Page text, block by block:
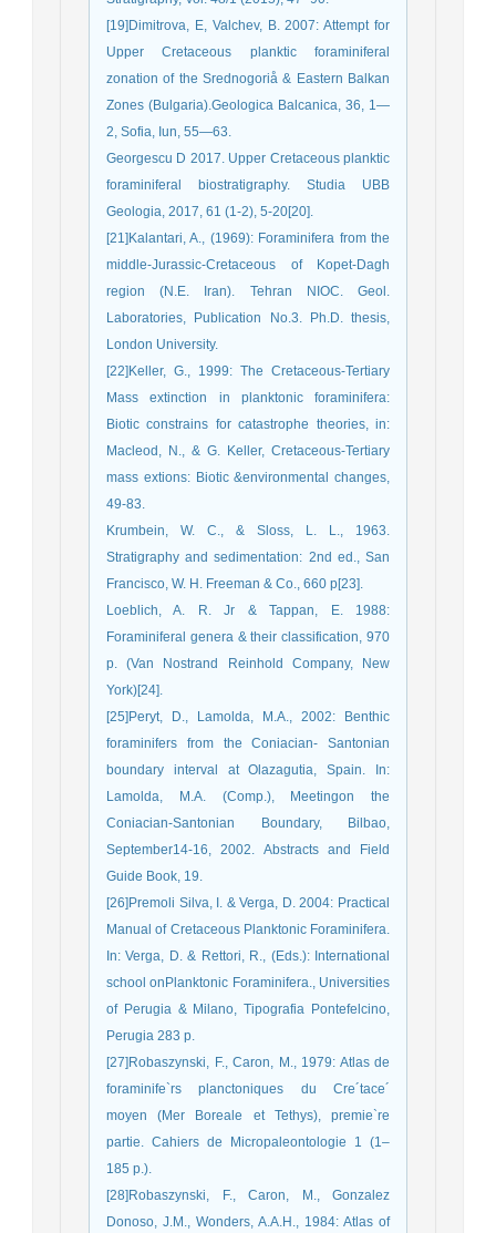
[19]Dimitrova, E, Valchev, B. 2007: Attempt for
Upper Cretaceous planktic foraminiferal
zonation of the Srednogoriå & Eastern Balkan
Zones (Bulgaria).Geologica Balcanica, 36, 1—
2, Sofia, Iun, 55—63.
Georgescu D 2017. Upper Cretaceous planktic
foraminiferal biostratigraphy. Studia UBB
Geologia, 2017, 61 (1-2), 5-20[20].
[21]Kalantari, A., (1969): Foraminifera from the
middle-Jurassic-Cretaceous of Kopet-Dagh
region (N.E. Iran). Tehran NIOC. Geol.
Laboratories, Publication No.3. Ph.D. thesis,
London University.
[22]Keller, G., 1999: The Cretaceous-Tertiary
Mass extinction in planktonic foraminifera:
Biotic constrains for catastrophe theories, in:
Macleod, N., & G. Keller, Cretaceous-Tertiary
mass extions: Biotic &environmental changes,
49-83.
Krumbein, W. C., & Sloss, L. L., 1963.
Stratigraphy and sedimentation: 2nd ed., San
Francisco, W. H. Freeman & Co., 660 p[23].
Loeblich, A. R. Jr & Tappan, E. 1988:
Foraminiferal genera & their classification, 970
p. (Van Nostrand Reinhold Company, New
York)[24].
[25]Peryt, D., Lamolda, M.A., 2002: Benthic
foraminifers from the Coniacian- Santonian
boundary interval at Olazagutia, Spain. In:
Lamolda, M.A. (Comp.), Meetingon the
Coniacian-Santonian Boundary, Bilbao,
September14-16, 2002. Abstracts and Field
Guide Book, 19.
[26]Premoli Silva, I. & Verga, D. 2004: Practical
Manual of Cretaceous Planktonic Foraminifera.
In: Verga, D. & Rettori, R., (Eds.): International
school onPlanktonic Foraminifera., Universities
of Perugia & Milano, Tipografia Pontefelcino,
Perugia 283 p.
[27]Robaszynski, F., Caron, M., 1979: Atlas de
foraminife`rs planctoniques du Cre´tace´
moyen (Mer Boreale et Tethys), premie`re
partie. Cahiers de Micropaleontologie 1 (1–
185 p.).
[28]Robaszynski, F., Caron, M., Gonzalez
Donoso, J.M., Wonders, A.A.H., 1984: Atlas of